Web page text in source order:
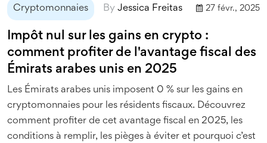
Cryptomonnaies By Jessica Freitas 27 févr., 2025
Impôt nul sur les gains en crypto :
comment profiter de l'avantage fiscal des
Émirats arabes unis en 2025
Les Émirats arabes unis imposent 0 % sur les gains en
cryptomonnaies pour les résidents fiscaux. Découvrez
comment profiter de cet avantage fiscal en 2025, les
conditions à remplir, les pièges à éviter et pourquoi c’est